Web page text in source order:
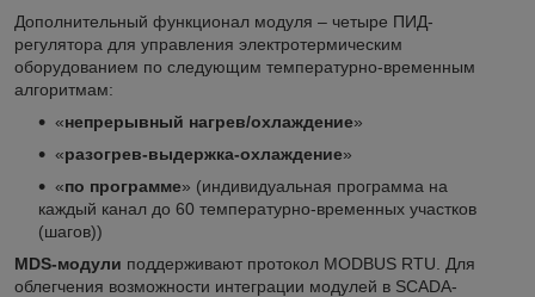
Дополнительный функционал модуля – четыре ПИД-
регулятора для управления электротермическим
оборудованием по следующим температурно-временным
алгоритмам:
«непрерывный нагрев/охлаждение»
«разогрев-выдержка-охлаждение»
«по программе» (индивидуальная программа на
каждый канал до 60 температурно-временных участков
(шагов))
MDS-модули поддерживают протокол MODBUS RTU. Для
облегчения возможности интеграции модулей в SCADA-